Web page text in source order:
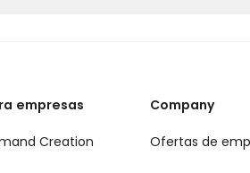
empresas
Creation
Company
Ofertas de